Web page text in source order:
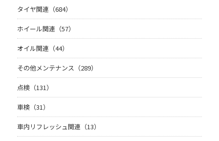
タイヤ関連（684）
ホイール関連（57）
オイル関連（44）
その他メンテナンス（289）
点検（131）
車検（31）
車内リフレッシュ関連（13）